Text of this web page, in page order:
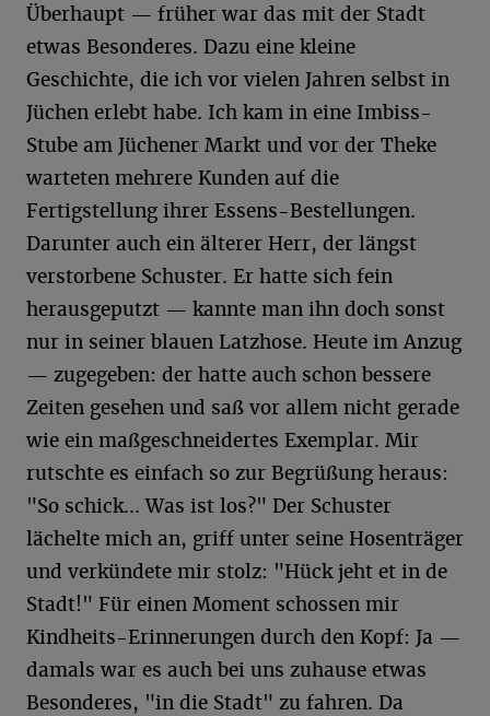
Überhaupt — früher war das mit der Stadt
etwas Besonderes. Dazu eine kleine
Geschichte, die ich vor vielen Jahren selbst in
Jüchen erlebt habe. Ich kam in eine Imbiss-
Stube am Jüchener Markt und vor der Theke
warteten mehrere Kunden auf die
Fertigstellung ihrer Essens-Bestellungen.
Darunter auch ein älterer Herr, der längst
verstorbene Schuster. Er hatte sich fein
herausgeputzt — kannte man ihn doch sonst
nur in seiner blauen Latzhose. Heute im Anzug
— zugegeben: der hatte auch schon bessere
Zeiten gesehen und saß vor allem nicht gerade
wie ein maßgeschneidertes Exemplar. Mir
rutschte es einfach so zur Begrüßung heraus:
"So schick... Was ist los?" Der Schuster
lächelte mich an, griff unter seine Hosenträger
und verkündete mir stolz: "Hück jeht et in de
Stadt!" Für einen Moment schossen mir
Kindheits-Erinnerungen durch den Kopf: Ja —
damals war es auch bei uns zuhause etwas
Besonderes, "in die Stadt" zu fahren. Da